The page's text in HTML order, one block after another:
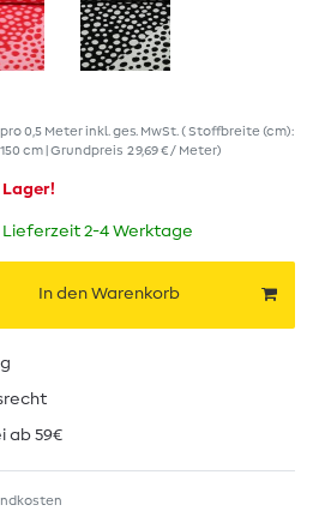
pro0,5 Meterinkl. ges. MwSt. ( Stoffbreite (cm):
150 cm | Grundpreis 29,69 € / Meter)
2-4 Werktage
In den Warenkorb
ab 59€